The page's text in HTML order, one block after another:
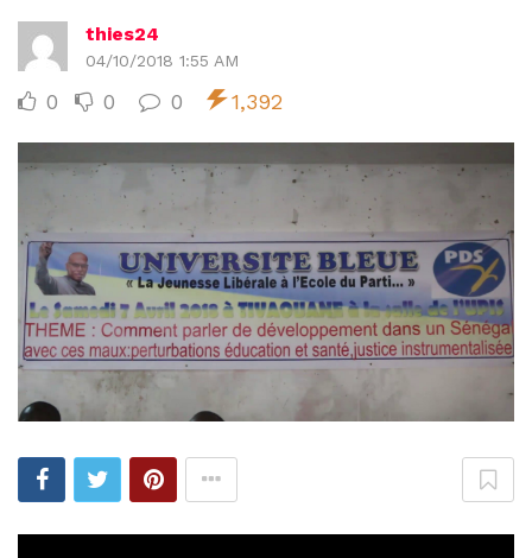
thies24
04/10/2018 1:55 AM
0 0 0 1,392